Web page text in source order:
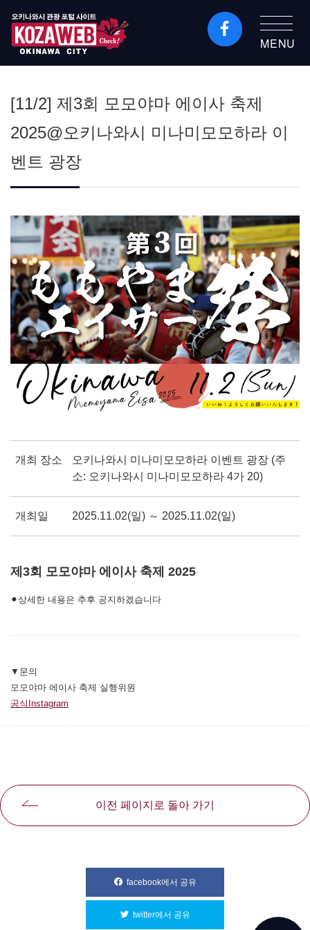
오키나와시 관광 포털
MENU
[11/2] 제3회 모모야마 에이사 축제
2025@오키나와시 미나미모모하라 이
벤트 광장
개최 장소
오키나와시 미나미모모하라 이벤트 광장 (주
소: 오키나와시 미나미모모하라 4가 20)
개최일 2025.11.02(일) ～ 2025.11.02(일)
제3회 모모야마 에이사 축제 2025
⚫︎상세한 내용은 추후 공지하겠습니다
▼문의
모모야마 에이사 축제 실행위원
공식Instagram
이전 페이지로 돌아 가기
facebook에서 공유
twitter에서 공유 別ウィンドウで開きます